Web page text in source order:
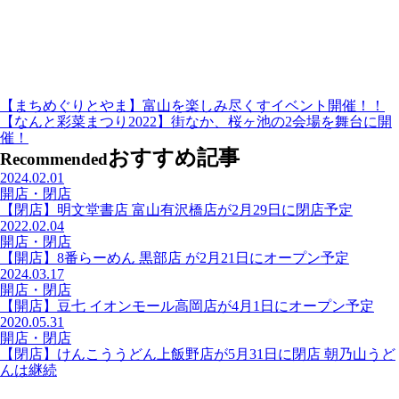
【まちめぐりとやま】富山を楽しみ尽くすイベント開催！！
【なんと彩菜まつり2022】街なか、桜ヶ池の2会場を舞台に開
催！
Recommendedおすすめ記事
2024.02.01
開店・閉店
【閉店】明文堂書店 富山有沢橋店が2月29日に閉店予定
2022.02.04
開店・閉店
【開店】8番らーめん 黒部店 が2月21日にオープン予定
2024.03.17
開店・閉店
【開店】豆七 イオンモール高岡店が4月1日にオープン予定
2020.05.31
開店・閉店
【閉店】けんこううどん上飯野店が5月31日に閉店 朝乃山うど
んは継続